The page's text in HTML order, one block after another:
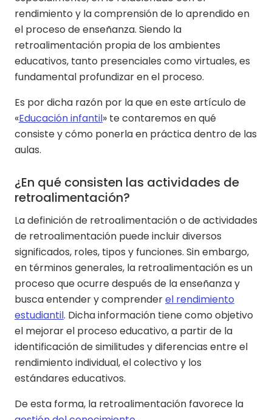
rendimiento y la comprensión de lo aprendido en
el proceso de enseñanza. Siendo la
retroalimentación propia de los ambientes
educativos, tanto presenciales como virtuales, es
fundamental profundizar en el proceso.
Es por dicha razón por la que en este artículo de
«Educación infantil» te contaremos en qué
consiste y cómo ponerla en práctica dentro de las
aulas.
¿En qué consisten las actividades de
retroalimentación?
La definición de retroalimentación o de actividades
de retroalimentación puede incluir diversos
significados, roles, tipos y funciones. Sin embargo,
en términos generales, la retroalimentación es un
proceso que ocurre después de la enseñanza y
busca entender y comprenderel rendimiento
estudiantil. Dicha información tiene como objetivo
el mejorar el proceso educativo, a partir de la
identificación de similitudes y diferencias entre el
rendimiento individual, el colectivo y los
estándares educativos.
De esta forma, la retroalimentación favorece la